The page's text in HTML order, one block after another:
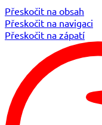
Přeskočit na obsah
Přeskočit na navigaci
Přeskočit na zápatí